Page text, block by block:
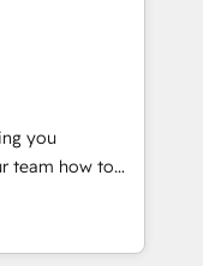
project... ⬅️
150+ Kickstart
in the center
Sage or
or
any
you
Ask, You
built